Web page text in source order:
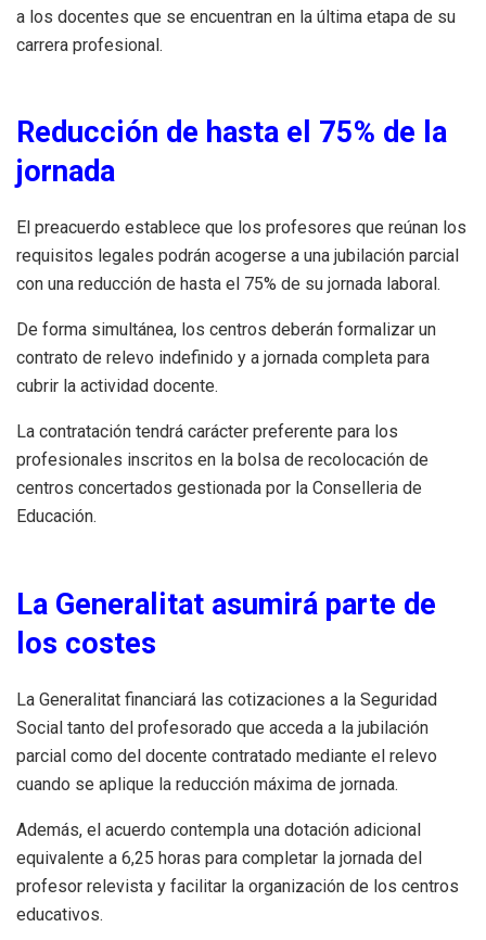
a los docentes que se encuentran en la última etapa de su
carrera profesional.
Reducción de hasta el 75% de la
jornada
El preacuerdo establece que los profesores que reúnan los
requisitos legales podrán acogerse a una jubilación parcial
con una reducción de hasta el 75% de su jornada laboral.
De forma simultánea, los centros deberán formalizar un
contrato de relevo indefinido y a jornada completa para
cubrir la actividad docente.
La contratación tendrá carácter preferente para los
profesionales inscritos en la bolsa de recolocación de
centros concertados gestionada por la Conselleria de
Educación.
La Generalitat asumirá parte de
los costes
La Generalitat financiará las cotizaciones a la Seguridad
Social tanto del profesorado que acceda a la jubilación
parcial como del docente contratado mediante el relevo
cuando se aplique la reducción máxima de jornada.
Además, el acuerdo contempla una dotación adicional
equivalente a 6,25 horas para completar la jornada del
profesor relevista y facilitar la organización de los centros
educativos.